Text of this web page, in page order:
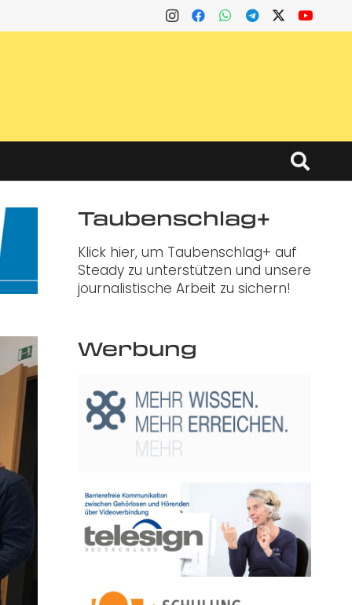
Taubenschlag+
Klick hier, um Taubenschlag+ auf
Steady zu unterstützen und unsere
journalistische Arbeit zu sichern!
Werbung